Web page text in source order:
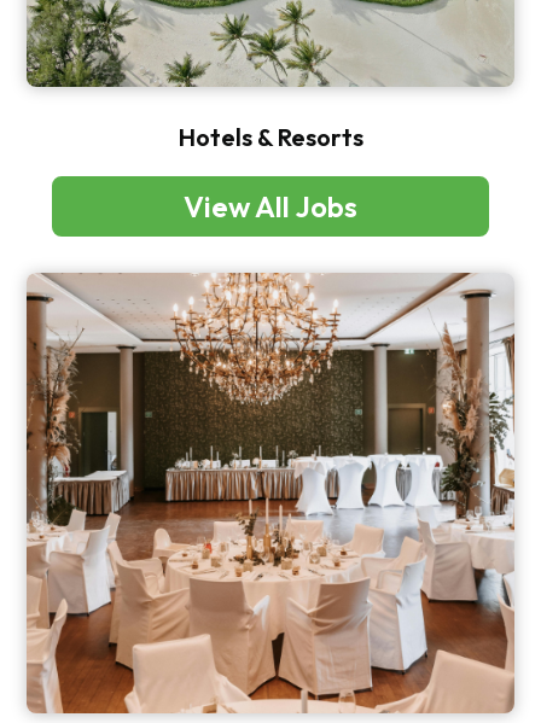
Hotels & Resorts
View All Jobs